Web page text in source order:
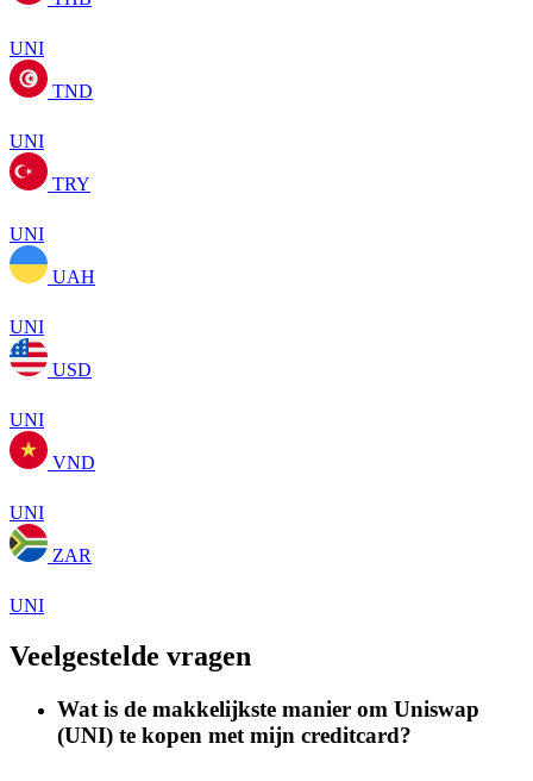
UNI
TND
UNI
TRY
UNI
UAH
UNI
USD
UNI
VND
UNI
ZAR
UNI
Veelgestelde vragen
Wat is de makkelijkste manier om Uniswap
(UNI) te kopen met mijn creditcard?